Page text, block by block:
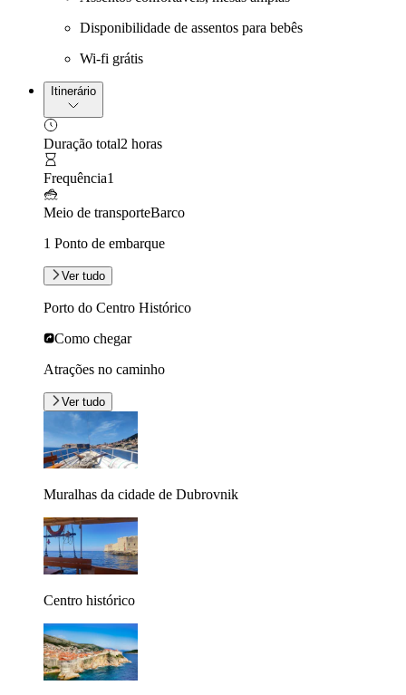
Disponibilidade de assentos para bebês
Wi-fi grátis
Itinerário
Duração total2 horas
Frequência1
Meio de transporteBarco
1 Ponto de embarque
Ver tudo
Porto do Centro Histórico
Como chegar
Atrações no caminho
Ver tudo
Muralhas da cidade de Dubrovnik
Centro histórico